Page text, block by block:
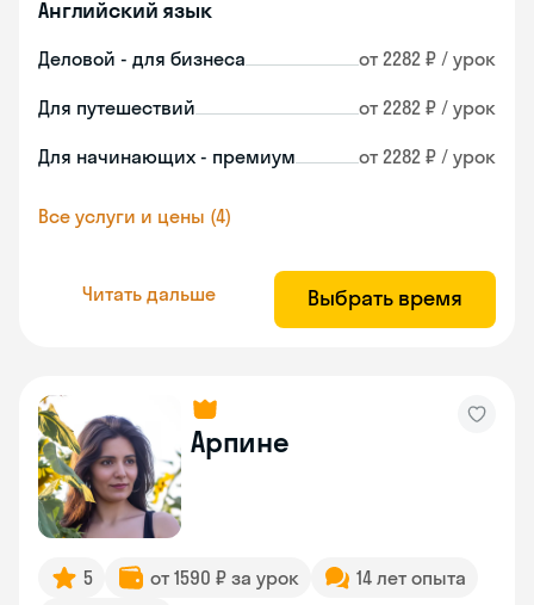
Английский язык
Деловой - для бизнеса от 2282 ₽ / урок
Для путешествий от 2282 ₽ / урок
Для начинающих - премиум от 2282 ₽ / урок
Все услуги и цены (4)
Читать дальше Выбрать время
Арпине
5 от 1590 ₽ за урок
14 лет опыта